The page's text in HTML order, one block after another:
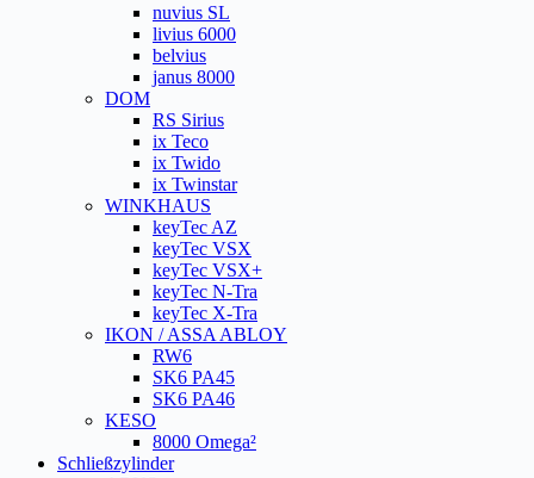
nuvius SL
livius 6000
belvius
janus 8000
DOM
RS Sirius
ix Teco
ix Twido
ix Twinstar
WINKHAUS
keyTec AZ
keyTec VSX
keyTec VSX+
keyTec N-Tra
keyTec X-Tra
IKON / ASSA ABLOY
RW6
SK6 PA45
SK6 PA46
KESO
8000 Omega²
Schließzylinder